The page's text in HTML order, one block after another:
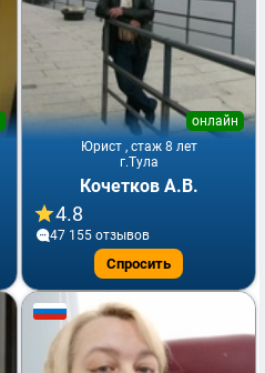
Юрист , стаж 8 лет
онлайн
г.Тула
Кочетков А.В.
4.8
47 155 отзывов
Спросить